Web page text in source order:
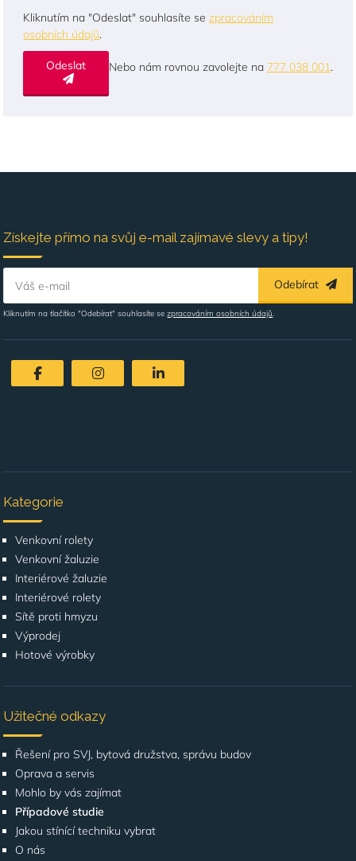
Kliknutím na "Odeslat" souhlasíte sezpracováním
osobních údajů.
Nebo nám rovnou zavolejte na 777 038 001.
Získejte přímo na svůj e-mail zajímavé slevy a tipy!
Váš e-mail Odebírat
Kliknutím na tlačítko "Odebírat" souhlasíte sezpracováním osobních údajů.
Kategorie
Venkovní rolety
Venkovní žaluzie
Interiérové žaluzie
Interiérové rolety
Sítě proti hmyzu
Výprodej
Hotové výrobky
Užitečné odkazy
Řešení pro SVJ, bytová družstva, správu budov
Oprava a servis
Mohlo by vás zajímat
Případové studie
Jakou stínící techniku vybrat
O nás